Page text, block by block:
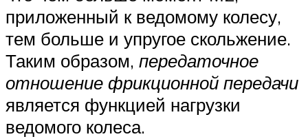
приложенный к ведомому колесу,
тем больше и упругое скольжение.
Таким образом, передаточное
отношение фрикционной передачи
является функцией нагрузки
ведомого колеса.